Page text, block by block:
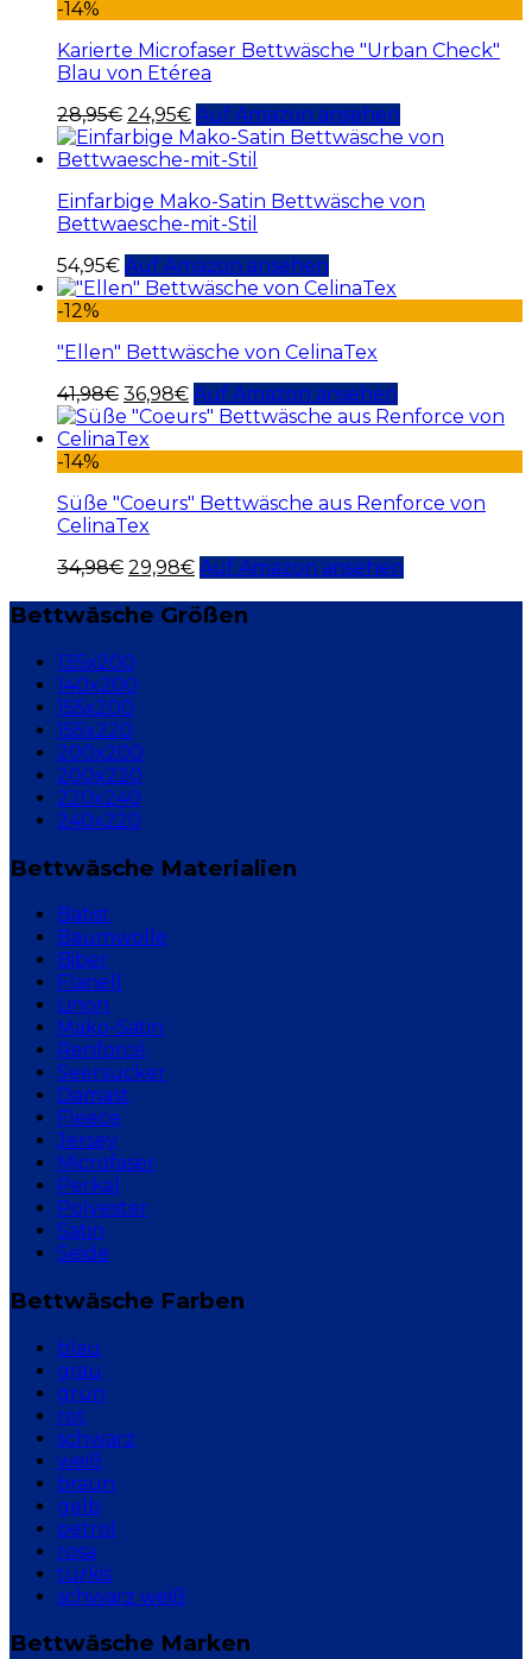
-14%
Karierte Microfaser Bettwäsche "Urban Check"
Blau von Etérea
28,95€ 24,95€ Auf Amazon ansehen
Einfarbige Mako-Satin Bettwäsche von
Bettwaesche-mit-Stil
54,95€ Auf Amazon ansehen
-12%
"Ellen" Bettwäsche von CelinaTex
41,98€ 36,98€ Auf Amazon ansehen
-14%
Süße "Coeurs" Bettwäsche aus Renforce von
CelinaTex
34,98€ 29,98€ Auf Amazon ansehen
Bettwäsche Größen
135x200
140x200
155x200
155x220
200x200
200x220
220x240
240x220
Bettwäsche Materialien
Batist
Baumwolle
Biber
Flanell
Linon
Mako-Satin
Renforcé
Seersucker
Damast
Fleece
Jersey
Microfaser
Perkal
Polyester
Satin
Seide
Bettwäsche Farben
blau
grau
grün
rot
schwarz
weiß
braun
gelb
petrol
rosa
türkis
schwarz weiß
Bettwäsche Marken